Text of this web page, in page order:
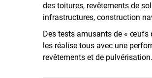
des toitures, revêtements de
infrastructures, construction
Des tests amusants de « œufs
les réalise tous avec une
revêtements et de pulvérisation.